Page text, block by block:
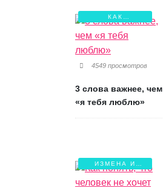
КАК
СОХРАНИТЬ
ЛЮБОВЬ?
4549 просмотров
3 слова важнее, чем
«я тебя люблю»
ИЗМЕНА И
БОЛЬ